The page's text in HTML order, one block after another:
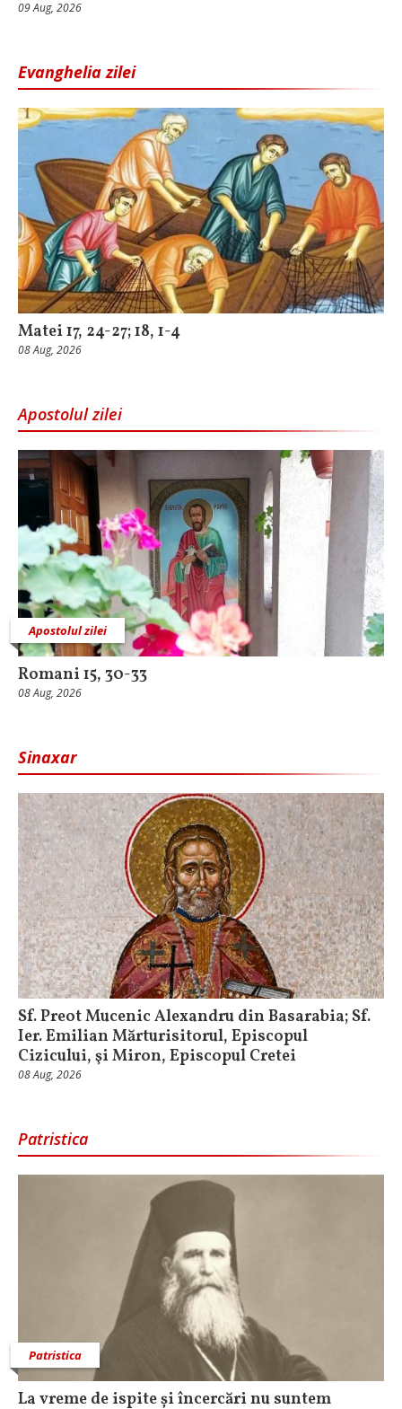
09 Aug, 2026
Evanghelia zilei
Matei 17, 24-27; 18, 1-4
08 Aug, 2026
Apostolul zilei
Apostolul zilei
Romani 15, 30-33
08 Aug, 2026
Sinaxar
Sf. Preot Mucenic Alexandru din Basarabia; Sf.
Ier. Emilian Mărturisitorul, Episcopul
Cizicului, şi Miron, Episcopul Cretei
08 Aug, 2026
Patristica
Patristica
La vreme de ispite și încercări nu suntem